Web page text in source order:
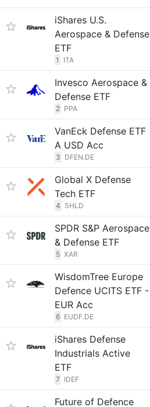
iShares U.S.
Aerospace & Defense
ETF
1 ITA
Invesco Aerospace &
Defense ETF
2 PPA
VanEck Defense ETF
A USD Acc
3 DFEN.DE
Global X Defense
Tech ETF
4 SHLD
SPDR S&P Aerospace
& Defense ETF
5 XAR
WisdomTree Europe
Defence UCITS ETF -
EUR Acc
6 EUDF.DE
iShares Defense
Industrials Active
ETF
7 IDEF
Future of Defence